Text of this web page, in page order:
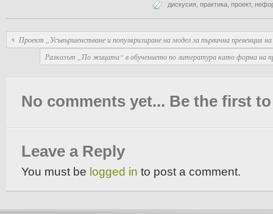
дискусия практика проект,
Проект „Усъвършенстване и популяризиране на модел за първична превенция на
Разказът „По жицата“ в обучението по литература като форма на
No comments yet... Be the first
Leave a Reply
You must be logged in to post a comment.